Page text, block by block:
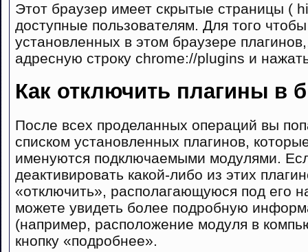
Этот браузер имеет скрытые страницы (
доступные пользователям. Для того
установленных в этом браузере
адресную строку chrome://plugins и
Как отключить плагины в
После всех проделанных операций вы
списком установленных плагинов,
именуются подключаемыми модулями.
деактивировать какой-либо из этих
«отключить», располагающуюся под его
можете увидеть более подробную
(например, расположение модуля в
кнопку «подробнее».